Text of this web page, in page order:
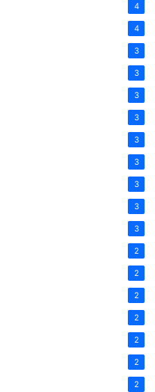
4
4
3
3
3
3
3
3
3
3
3
2
2
2
2
2
2
2